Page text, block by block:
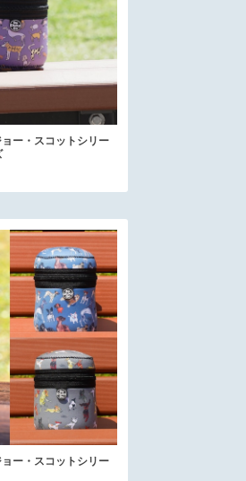
ー・スコットシリー
ー・スコットシリー